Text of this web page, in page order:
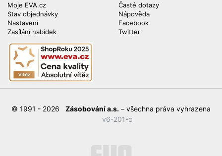
Moje EVA.cz
Stav objednávky
Nastavení
Zasílání nabídek
Časté dotazy
Nápověda
Facebook
Twitter
© 1991 - 2026 Zásobování a.s. – všechna práva vyhrazena
v6-201-c